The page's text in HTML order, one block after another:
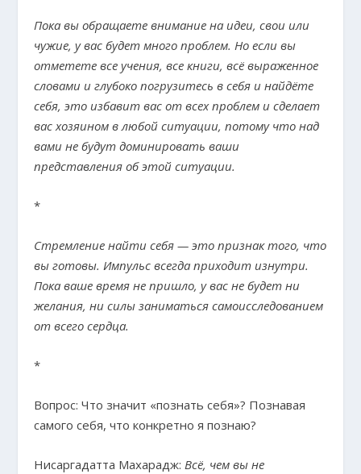
Пока вы обращаете внимание на идеи, свои или
чужие, у вас будет много проблем. Но если вы
отметете все учения, все книги, всё выраженное
словами и глубоко погрузитесь в себя и найдёте
себя, это избавит вас от всех проблем и сделает
вас хозяином в любой ситуации, потому что над
вами не будут доминировать ваши
представления об этой ситуации.
*
Стремление найти себя — это признак того, что
вы готовы. Импульс всегда приходит изнутри.
Пока ваше время не пришло, у вас не будет ни
желания, ни силы заниматься самоисследованием
от всего сердца.
*
Вопрос: Что значит «познать себя»? Познавая
самого себя, что конкретно я познаю?
Нисаргадатта Махарадж:Всё, чем вы не